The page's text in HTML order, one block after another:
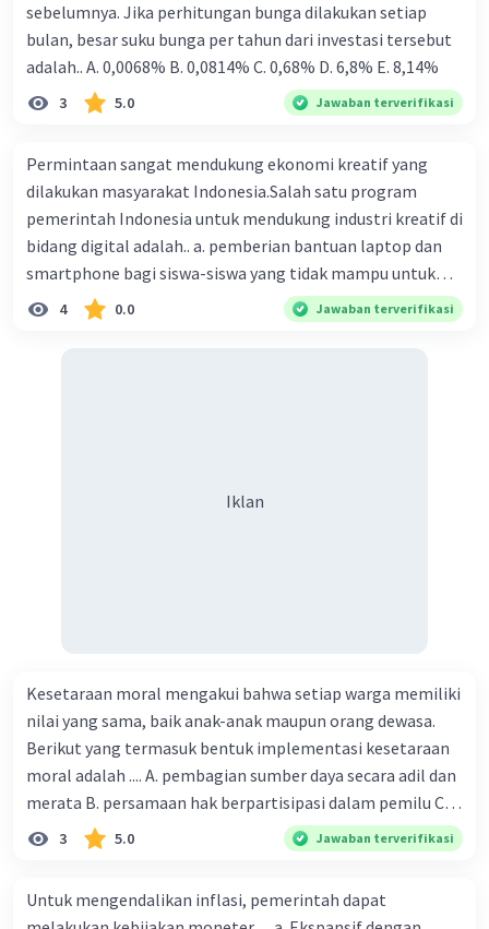
sebelumnya. Jika perhitungan bunga dilakukan setiap
bulan, besar suku bunga per tahun dari investasi tersebut
adalah.. A. 0,0068% B. 0,0814% C. 0,68% D. 6,8% Ε. 8,14%
3 5.0 Jawaban terverifikasi
Permintaan sangat mendukung ekonomi kreatif yang
dilakukan masyarakat Indonesia.Salah satu program
pemerintah Indonesia untuk mendukung industri kreatif di
bidang digital adalah.. a. pemberian bantuan laptop dan
smartphone bagi siswa-siswa yang tidak mampu untuk
membeli b. Pembangunan jaringan fiber optik Palapa
Ring ,menara BTS ,dan jaringan internet di berbagai
4 0.0 Jawaban terverifikasi
Iklan
Kesetaraan moral mengakui bahwa setiap warga memiliki
nilai yang sama, baik anak-anak maupun orang dewasa.
Berikut yang termasuk bentuk implementasi kesetaraan
moral adalah .... A. pembagian sumber daya secara adil dan
merata B. persamaan hak berpartisipasi dalam pemilu C.
menghargai pendapat orang lain D. menerapkan hukum
secara adil E. merendahkan status orang lain
3 5.0 Jawaban terverifikasi
Untuk mengendalikan inflasi, pemerintah dapat